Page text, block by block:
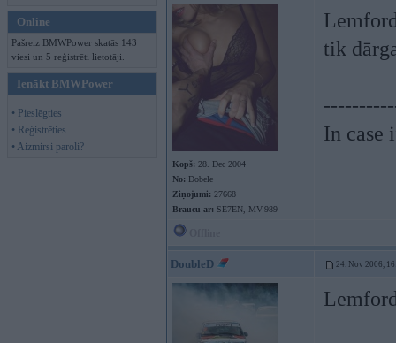
Online
Pašreiz BMWPower skatās 143
viesi un 5 reģistrēti lietotāji.
Ienākt BMWPower
• Pieslēgties
• Reģistrēties
• Aizmirsi paroli?
Kopš: 28. Dec 2004
No: Dobele
Ziņojumi: 27668
Braucu ar: SE7EN, MV-989
tik
In case
DoubleD 24. Nov 2006,